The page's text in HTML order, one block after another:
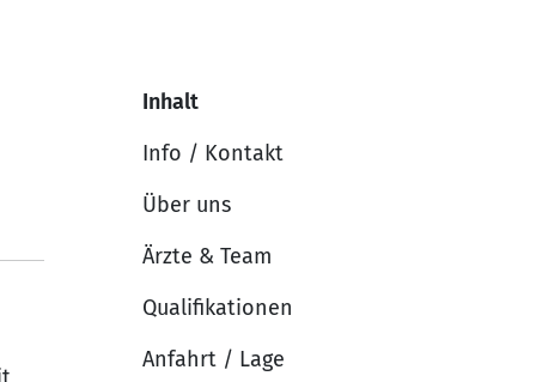
Inhalt
Info / Kontakt
Über uns
Ärzte & Team
Qualifikationen
Anfahrt / Lage